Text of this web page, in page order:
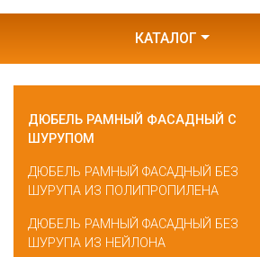
КАТАЛОГ
ДЮБЕЛЬ РАМНЫЙ ФАСАДНЫЙ С
ШУРУПОМ
ДЮБЕЛЬ РАМНЫЙ ФАСАДНЫЙ БЕЗ
ШУРУПА ИЗ ПОЛИПРОПИЛЕНА
ДЮБЕЛЬ РАМНЫЙ ФАСАДНЫЙ БЕЗ
ШУРУПА ИЗ НЕЙЛОНА